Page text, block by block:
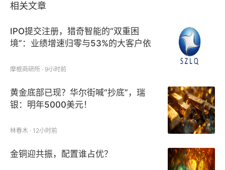
第四章：叶片式风速计细分类型分析（主要供应商产品
类型、竞争格局、以及各类型市场销售额和销售量分
第五章：叶片式风速计市场最终用户分析（下游客户
端、竞争格局、市场潜力、以及市场规模分析）；
第六章：中国主要地区叶片式风速计产量、产值、销
量、与销量值分析；
相关文章
IPO提交注册，猎奇智能的“双重困
境”：业绩增速归零与53%的大客户依
摩根商研所 · 9小时前
黄金底部已现？华尔街喊“抄底”，瑞
银：明年5000美元！
林春木 · 12小时前
金铜迎共振，配置谁占优？